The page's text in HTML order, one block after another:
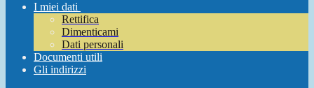
I miei dati
Rettifica
Dimenticami
Dati personali
Documenti utili
Gli indirizzi